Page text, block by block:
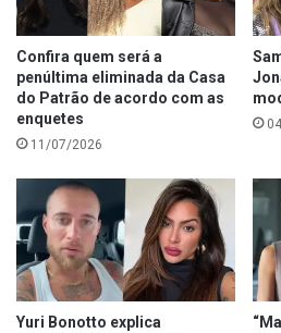
Confira quem será a
penúltima eliminada da Casa
do Patrão de acordo com as
enquetes
11/07/2026
Yuri Bonotto explica